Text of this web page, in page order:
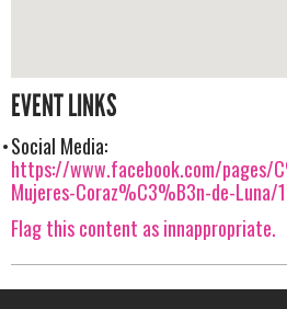
EVENT LINKS
Social Media:
https://www.facebook.com/pages/
Mujeres-Coraz%C3%B3n-de-Luna/
Flag this content as innappropriate.